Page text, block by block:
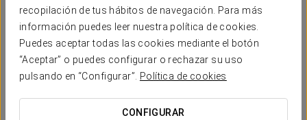
recopilación de tus hábitos de navegación. Para más
información puedes leer nuestra política de cookies.
Puedes aceptar todas las cookies mediante el botón
“Aceptar” o puedes configurar o rechazar su uso
pulsando en “Configurar”.
Política de cookies
CONFIGURAR